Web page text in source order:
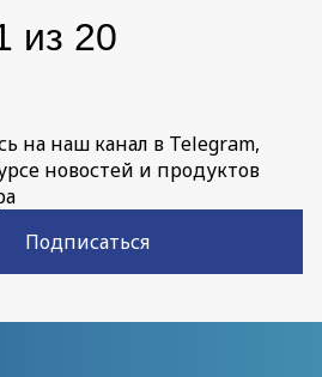
из 20
на наш канал в Telegram,
новостей и продуктов
Подписаться